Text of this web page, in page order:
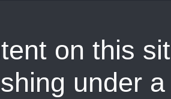
on this
under